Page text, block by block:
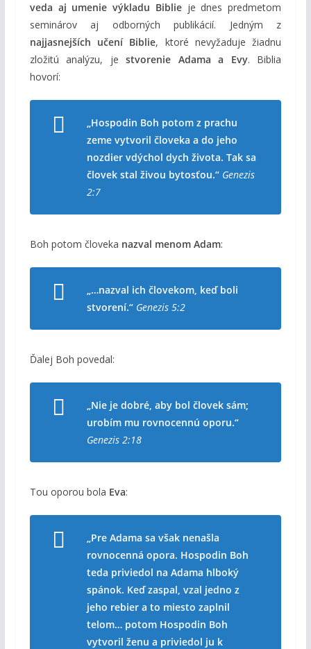
veda aj umenie výkladu Biblieje dnes predmetom
seminárov aj odborných publikácií. Jedným z
najjasnejších učení Biblie, ktoré nevyžaduje žiadnu
zložitú analýzu, jestvorenie Adama a Evy. Biblia
hovorí:
„Hospodin Boh potom z prachu
zeme vytvoril človeka a do jeho
nozdier vdýchol dych života. Tak sa
človek stal živou bytosťou.“ Genezis
2:7
Boh potom človeka nazval menom Adam:
„…nazval ich človekom, keď boli
stvorení.“ Genezis 5:2
Ďalej Boh povedal:
„Nie je dobré, aby bol človek sám;
urobím mu rovnocennú oporu.“
Genezis 2:18
Tou oporou bola Eva:
„Pre Adama sa však nenašla
rovnocenná opora. Hospodin Boh
teda priviedol na Adama hlboký
spánok. Keď zaspal, vzal jedno z
jeho rebier a to miesto zaplnil
telom… potom Hospodin Boh
vytvoril ženu a priviedol ju k